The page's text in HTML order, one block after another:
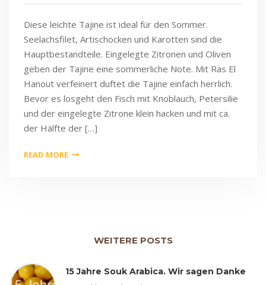
Diese leichte Tajine ist ideal für den Sommer.
Seelachsfilet, Artischocken und Karotten sind die
Hauptbestandteile. Eingelegte Zitronen und Oliven
geben der Tajine eine sommerliche Note. Mit Ras El
Hanout verfeinert duftet die Tajine einfach herrlich.
Bevor es losgeht den Fisch mit Knoblauch, Petersilie
und der eingelegte Zitrone klein hacken und mit ca.
der Hälfte der […]
READ MORE
WEITERE POSTS
15 Jahre Souk Arabica. Wir sagen Danke